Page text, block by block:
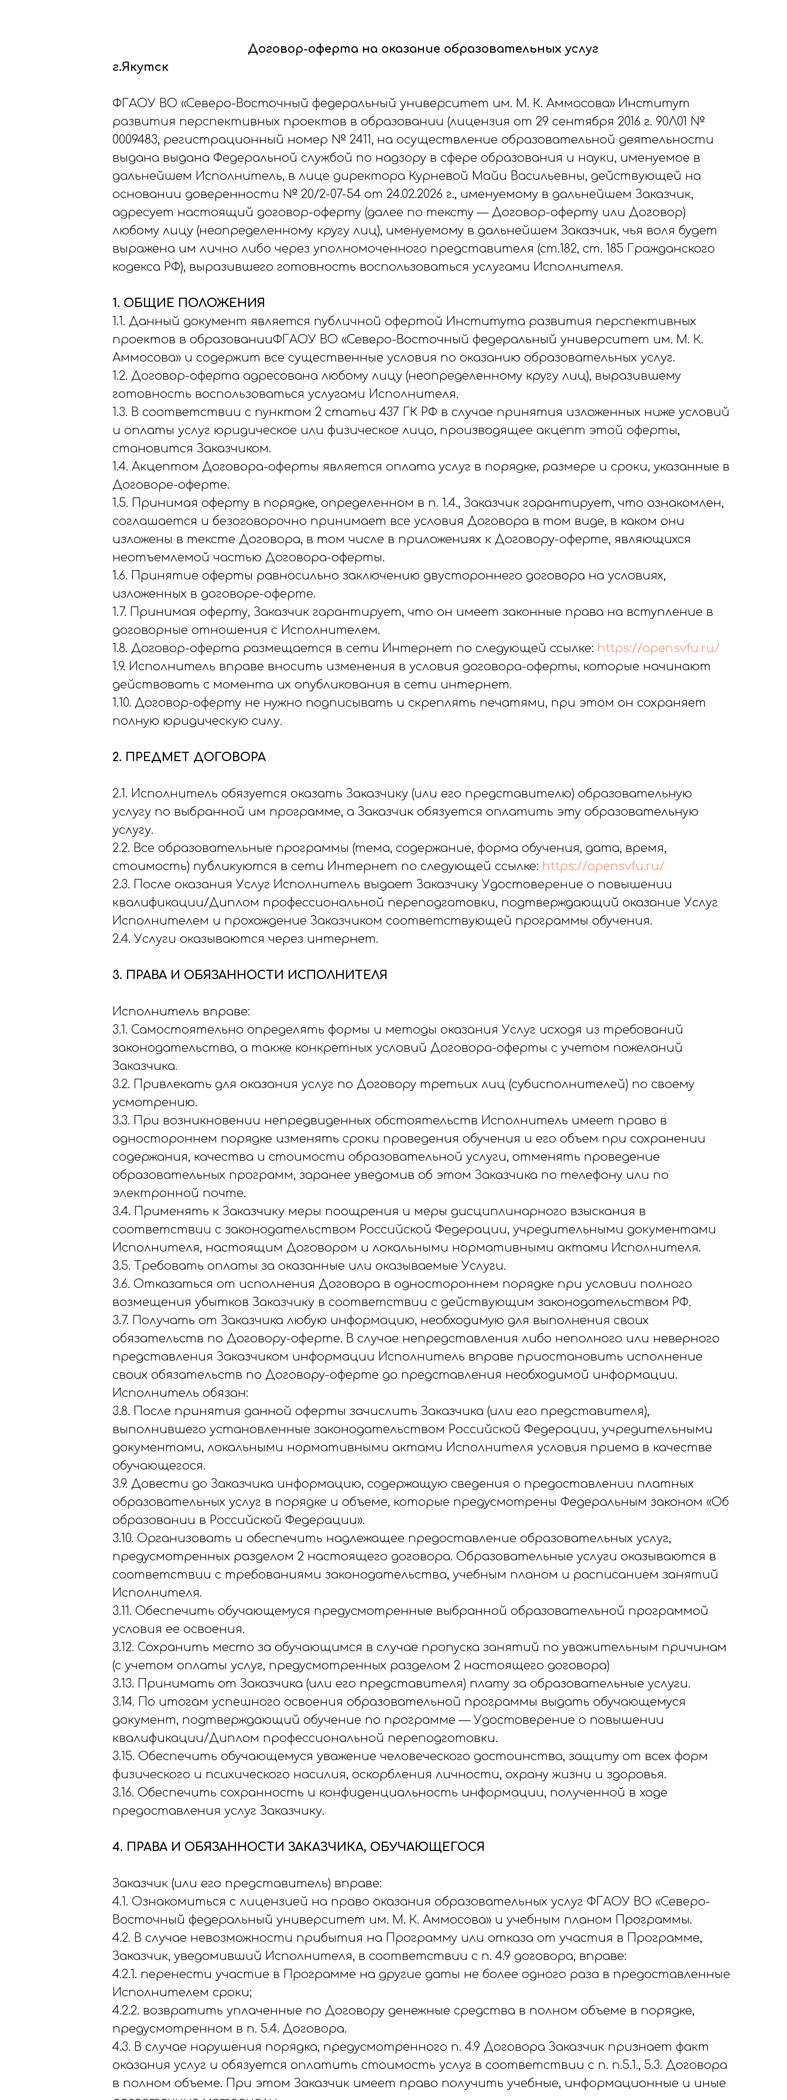
Договор-оферта на оказание образовательных услуг
г.Якутск
ФГАОУ ВО «Северо-Восточный федеральный университет им. М. К. Аммосова» Институт
развития перспективных проектов в образовании (лицензия от 29 сентября 2016 г. 90Л01 №
0009483, регистрационный номер № 2411, на осуществление образовательной деятельности
выдана выдана Федеральной службой по надзору в сфере образования и науки, именуемое в
дальнейшем Исполнитель, в лице директора Курневой Майи Васильевны, действующей на
основании доверенности № 20/2-07-54 от 24.02.2026 г., именуемому в дальнейшем Заказчик,
адресует настоящий договор-оферту (далее по тексту — Договор-оферту или Договор)
любому лицу (неопределенному кругу лиц), именуемому в дальнейшем Заказчик, чья воля будет
выражена им лично либо через уполномоченного представителя (ст.182, ст. 185 Гражданского
кодекса РФ), выразившего готовность воспользоваться услугами Исполнителя.
1. ОБЩИЕ ПОЛОЖЕНИЯ
1.1. Данный документ является публичной офертой Института развития перспективных
проектов в образованииФГАОУ ВО «Северо-Восточный федеральный университет им. М. К.
Аммосова» и содержит все существенные условия по оказанию образовательных услуг.
1.2. Договор-оферта адресована любому лицу (неопределенному кругу лиц), выразившему
готовность воспользоваться услугами Исполнителя.
1.3. В соответствии с пунктом 2 статьи 437 ГК РФ в случае принятия изложенных ниже условий
и оплаты услуг юридическое или физическое лицо, производящее акцепт этой оферты,
становится Заказчиком.
1.4. Акцептом Договора-оферты является оплата услуг в порядке, размере и сроки, указанные в
Договоре-оферте.
1.5. Принимая оферту в порядке, определенном в п. 1.4., Заказчик гарантирует, что ознакомлен,
соглашается и безоговорочно принимает все условия Договора в том виде, в каком они
изложены в тексте Договора, в том числе в приложениях к Договору-оферте, являющихся
неотъемлемой частью Договора-оферты.
1.6. Принятие оферты равносильно заключению двустороннего договора на условиях,
изложенных в договоре-оферте.
1.7. Принимая оферту, Заказчик гарантирует, что он имеет законные права на вступление в
договорные отношения с Исполнителем.
1.8. Договор-оферта размещается в сети Интернет по следующей ссылке: https://opensvfu.ru/
1.9. Исполнитель вправе вносить изменения в условия договора-оферты, которые начинают
действовать с момента их опубликования в сети интернет.
1.10. Договор-оферту не нужно подписывать и скреплять печатями, при этом он сохраняет
полную юридическую силу.
2. ПРЕДМЕТ ДОГОВОРА
2.1. Исполнитель обязуется оказать Заказчику (или его представителю) образовательную
услугу по выбранной им программе, а Заказчик обязуется оплатить эту образовательную
услугу.
2.2. Все образовательные программы (тема, содержание, форма обучения, дата, время,
стоимость) публикуются в сети Интернет по следующей ссылке: https://opensvfu.ru/
2.3. После оказания Услуг Исполнитель выдает Заказчику Удостоверение о повышении
квалификации/Диплом профессиональной переподготовки, подтверждающий оказание Услуг
Исполнителем и прохождение Заказчиком соответствующей программы обучения.
2.4. Услуги оказываются через интернет.
3. ПРАВА И ОБЯЗАННОСТИ ИСПОЛНИТЕЛЯ
Исполнитель вправе:
3.1. Самостоятельно определять формы и методы оказания Услуг исходя из требований
законодательства, а также конкретных условий Договора-оферты с учетом пожеланий
Заказчика.
3.2. Привлекать для оказания услуг по Договору третьих лиц (субисполнителей) по своему
усмотрению.
3.3. При возникновении непредвиденных обстоятельств Исполнитель имеет право в
одностороннем порядке изменять сроки проведения обучения и его объем при сохранении
содержания, качества и стоимости образовательной услуги, отменять проведение
образовательных программ, заранее уведомив об этом Заказчика по телефону или по
электронной почте.
3.4. Применять к Заказчику меры поощрения и меры дисциплинарного взыскания в
соответствии с законодательством Российской Федерации, учредительными документами
Исполнителя, настоящим Договором и локальными нормативными актами Исполнителя.
3.5. Требовать оплаты за оказанные или оказываемые Услуги.
3.6. Отказаться от исполнения Договора в одностороннем порядке при условии полного
возмещения убытков Заказчику в соответствии с действующим законодательством РФ.
3.7. Получать от Заказчика любую информацию, необходимую для выполнения своих
обязательств по Договору-оферте. В случае непредставления либо неполного или неверного
представления Заказчиком информации Исполнитель вправе приостановить исполнение
своих обязательств по Договору-оферте до представления необходимой информации.
Исполнитель обязан:
3.8. После принятия данной оферты зачислить Заказчика (или его представителя),
выполнившего установленные законодательством Российской Федерации, учредительными
документами, локальными нормативными актами Исполнителя условия приема в качестве
обучающегося.
3.9. Довести до Заказчика информацию, содержащую сведения о предоставлении платных
образовательных услуг в порядке и объеме, которые предусмотрены Федеральным законом «Об
образовании в Российской Федерации».
3.10. Организовать и обеспечить надлежащее предоставление образовательных услуг,
предусмотренных разделом 2 настоящего договора. Образовательные услуги оказываются в
соответствии с требованиями законодательства, учебным планом и расписанием занятий
Исполнителя.
3.11. Обеспечить обучающемуся предусмотренные выбранной образовательной программой
условия ее освоения.
3.12. Сохранить место за обучающимся в случае пропуска занятий по уважительным причинам
(с учетом оплаты услуг, предусмотренных разделом 2 настоящего договора)
3.13. Принимать от Заказчика (или его представителя) плату за образовательные услуги.
3.14. По итогам успешного освоения образовательной программы выдать обучающемуся
документ, подтверждающий обучение по программе — Удостоверение о повышении
квалификации/Диплом профессиональной переподготовки.
3.15. Обеспечить обучающемуся уважение человеческого достоинства, защиту от всех форм
физического и психического насилия, оскорбления личности, охрану жизни и здоровья.
3.16. Обеспечить сохранность и конфиденциальность информации, полученной в ходе
предоставления услуг Заказчику.
4. ПРАВА И ОБЯЗАННОСТИ ЗАКАЗЧИКА, ОБУЧАЮЩЕГОСЯ
Заказчик (или его представитель) вправе:
4.1. Ознакомиться с лицензией на право оказания образовательных услуг ФГАОУ ВО «Северо-
Восточный федеральный университет им. М. К. Аммосова» и учебным планом Программы.
4.2. В случае невозможности прибытия на Программу или отказа от участия в Программе,
Заказчик, уведомивший Исполнителя, в соответствии с п. 4.9 договора, вправе:
4.2.1. перенести участие в Программе на другие даты не более одного раза в предоставленные
Исполнителем сроки;
4.2.2. возвратить уплаченные по Договору денежные средства в полном объеме в порядке,
предусмотренном в п. 5.4. Договора.
4.3. В случае нарушения порядка, предусмотренного п. 4.9 Договора Заказчик признает факт
оказания услуг и обязуется оплатить стоимость услуг в соответствии с п. п.5.1., 5.3. Договора
в полном объеме. При этом Заказчик имеет право получить учебные, информационные и иные